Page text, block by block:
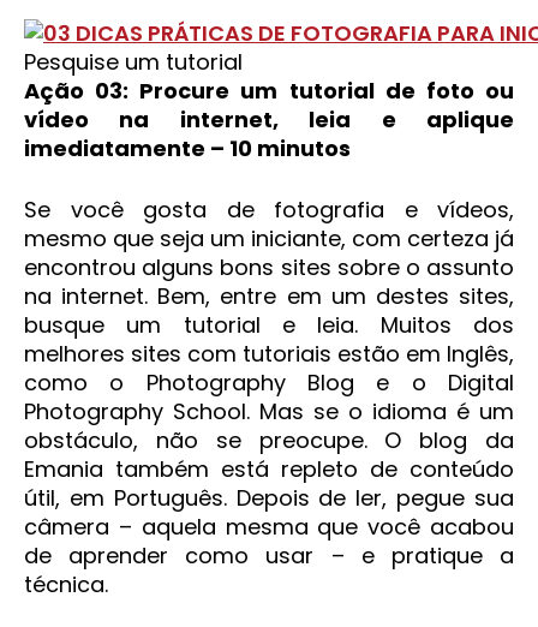
Pesquise um tutorial
Ação 03: Procure um tutorial de foto ou
vídeo na internet, leia e aplique
imediatamente – 10 minutos
Se você gosta de fotografia e vídeos,
mesmo que seja um iniciante, com certeza já
encontrou alguns bons sites sobre o assunto
na internet. Bem, entre em um destes sites,
busque um tutorial e leia. Muitos dos
melhores sites com tutoriais estão em Inglês,
como o Photography Blog e o Digital
Photography School. Mas se o idioma é um
obstáculo, não se preocupe. O blog da
Emania também está repleto de conteúdo
útil, em Português. Depois de ler, pegue sua
câmera – aquela mesma que você acabou
de aprender como usar – e pratique a
técnica.